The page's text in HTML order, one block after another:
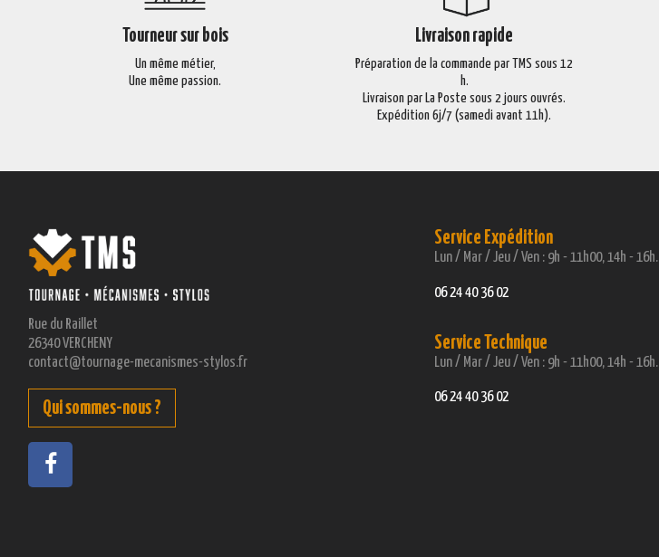
Tourneur sur bois
Un même métier,
Une même passion.
Livraison rapide
Préparation de la commande par TMS sous 12
h.
Livraison par La Poste sous 2 jours ouvrés.
Expédition 6j/7 (samedi avant 11h).
Rue du Raillet
26340 VERCHENY
contact@tournage-mecanismes-stylos.fr
Qui sommes-nous ?
Service Expédition
Lun / Mar / Jeu / Ven : 9h - 11h00, 14h - 16h.
06 24 40 36 02
Service Technique
Lun / Mar / Jeu / Ven : 9h - 11h00, 14h - 16h.
06 24 40 36 02